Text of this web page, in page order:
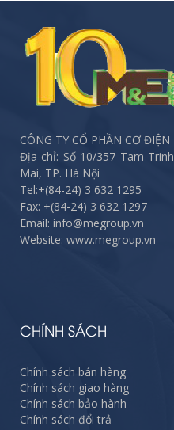
CÔNG TY CỔ PHẦN CƠ
Địa chỉ: Số 10/357 Tam
Mai, TP. Hà Nội
Tel:+(84-24) 3 632 1295
Fax: +(84-24) 3 632 1297
Email: info@megroup.vn
Website: www.megroup.vn
CHÍNH SÁCH
Chính sách bán hàng
Chính sách giao hàng
Chính sách bảo hành
Chính sách đổi trả